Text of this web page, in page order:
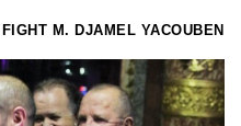
M. DJAMEL YACOUBEN